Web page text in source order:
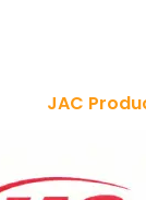
JAC